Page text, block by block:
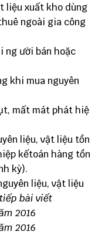
liệu xuất kho dùng
ngoài gia công
ng ười bán hoặc
khi mua nguyên
mất mát phát hiệ
liệu, vật liệu tồn
kếtoán hàng tồn
kỳ).
liệu, vật liệu
bài viết
2016
2016